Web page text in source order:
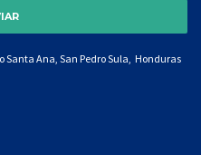
Santa Ana, San Pedro Sula, Honduras